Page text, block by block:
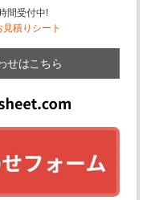
間受付中!
見積りシート
せはこちら